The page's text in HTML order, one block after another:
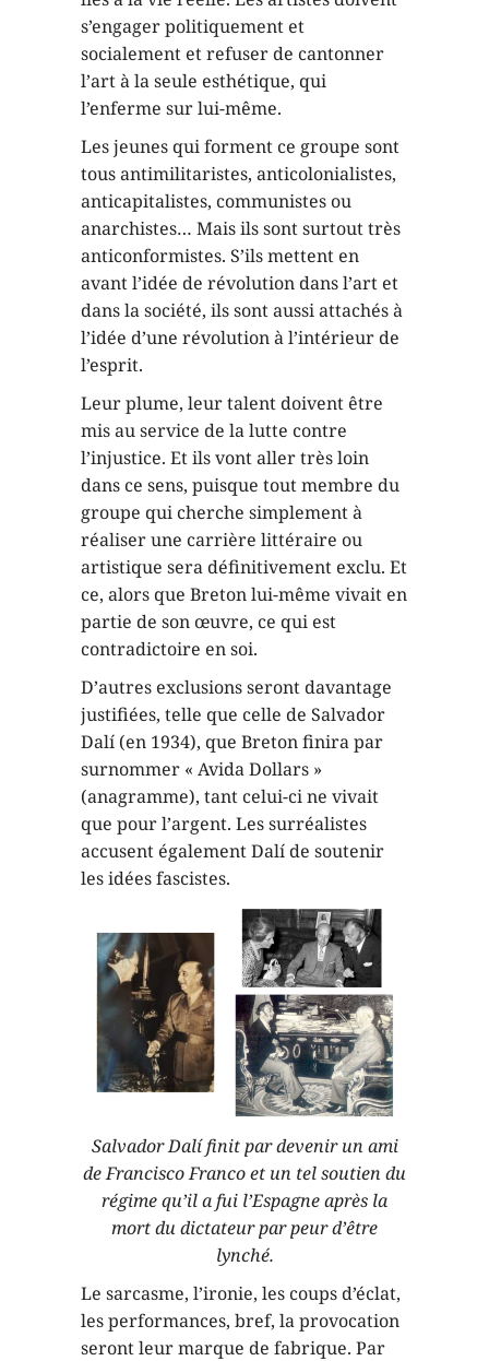
s’engager politiquement et
socialement et refuser de cantonner
l’art à la seule esthétique, qui
l’enferme sur lui-même.
Les jeunes qui forment ce groupe sont
tous antimilitaristes, anticolonialistes,
anticapitalistes, communistes ou
anarchistes… Mais ils sont surtout très
anticonformistes. S’ils mettent en
avant l’idée de révolution dans l’art et
dans la société, ils sont aussi attachés à
l’idée d’une révolution à l’intérieur de
l’esprit.
Leur plume, leur talent doivent être
mis au service de la lutte contre
l’injustice. Et ils vont aller très loin
dans ce sens, puisque tout membre du
groupe qui cherche simplement à
réaliser une carrière littéraire ou
artistique sera définitivement exclu. Et
ce, alors que Breton lui-même vivait en
partie de son œuvre, ce qui est
contradictoire en soi.
D’autres exclusions seront davantage
justifiées, telle que celle de Salvador
Dalí (en 1934), que Breton finira par
surnommer « Avida Dollars »
(anagramme), tant celui-ci ne vivait
que pour l’argent. Les surréalistes
accusent également Dalí de soutenir
les idées fascistes.
Salvador Dalí finit par devenir un ami
de Francisco Franco et un tel soutien du
régime qu’il a fui l’Espagne après la
mort du dictateur par peur d’être
lynché.
Le sarcasme, l’ironie, les coups d’éclat,
les performances, bref, la provocation
seront leur marque de fabrique. Par